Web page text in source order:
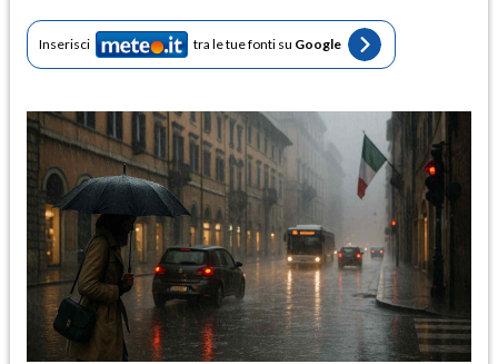
Inserisci tra le tue fonti su Google